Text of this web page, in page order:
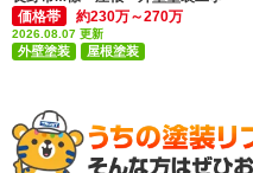
価格帯
約230万～270万
2026.08.07 更新
外壁塗装
屋根塗装